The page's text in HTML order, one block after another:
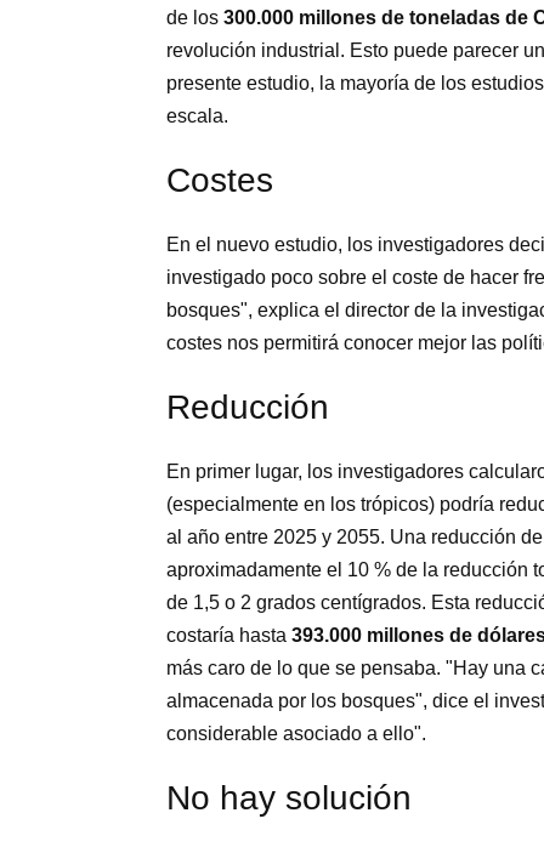
de los 300.000 millones de toneladas de
revolución industrial. Esto puede parecer
presente estudio, la mayoría de los
escala.
Costes
En el nuevo estudio, los investigadores
investigado poco sobre el coste de hacer
bosques", explica el director de la
costes nos permitirá conocer mejor las
Reducción
En primer lugar, los investigadores
(especialmente en los trópicos) podría
al año entre 2025 y 2055. Una reducción
aproximadamente el 10 % de la reducción
de 1,5 o 2 grados centígrados. Esta
costaría hasta 393.000 millones de
más caro de lo que se pensaba. "Hay una
almacenada por los bosques", dice el
considerable asociado a ello".
No hay solución